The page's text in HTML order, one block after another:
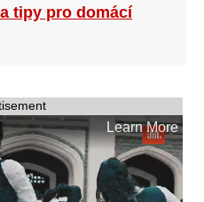
tipy pro domácí